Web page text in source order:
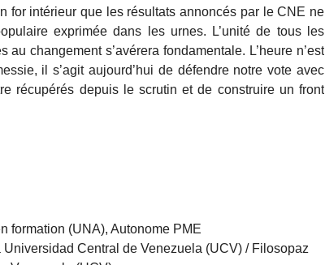
for intérieur que les résultats annoncés par le CNE ne
exprimée dans les urnes. L’unité de tous les
changement s’avérera fondamentale. L’heure n’est
il s’agit aujourd’hui de défendre notre vote avec
récupérés depuis le scrutin et de construire un front
formation (UNA), Autonome PME
Central de Venezuela (UCV) / Filosopaz